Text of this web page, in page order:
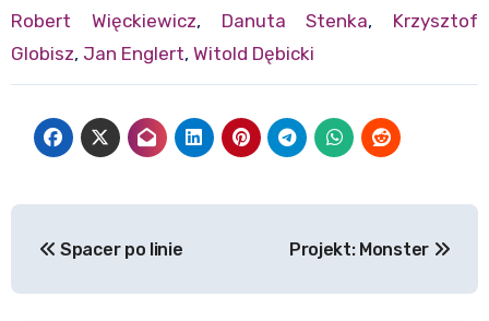
Robert Więckiewicz, Danuta Stenka, Krzysztof
Globisz, Jan Englert, Witold Dębicki
wpisu
Spacer po linie Projekt: Monster